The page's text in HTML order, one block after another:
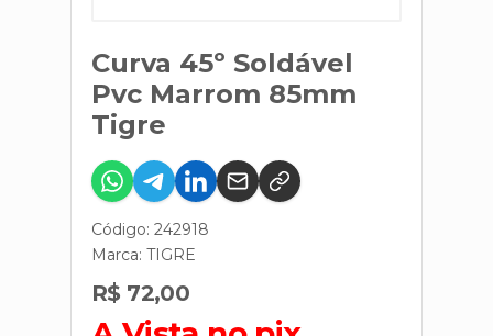
Curva 45º Soldável
Pvc Marrom 85mm
Tigre
Código: 242918
Marca: TIGRE
R$ 72,00